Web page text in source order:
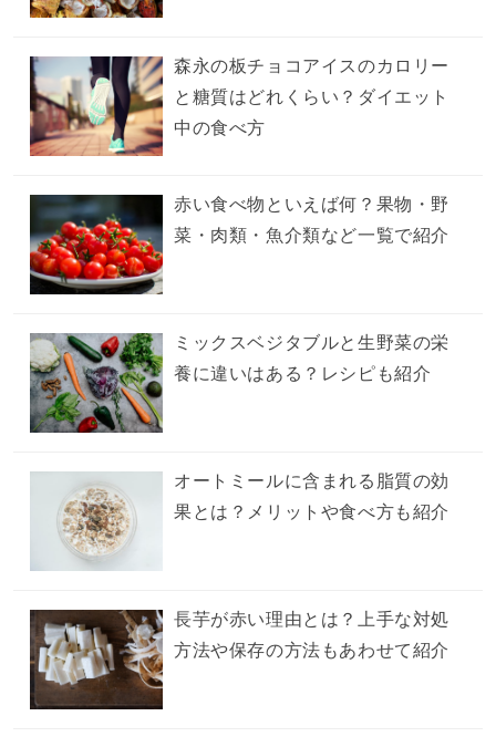
森永の板チョコアイスのカロリー
と糖質はどれくらい？ダイエット
中の食べ方
赤い食べ物といえば何？果物・野
菜・肉類・魚介類など一覧で紹介
ミックスベジタブルと生野菜の栄
養に違いはある？レシピも紹介
オートミールに含まれる脂質の効
果とは？メリットや食べ方も紹介
長芋が赤い理由とは？上手な対処
方法や保存の方法もあわせて紹介